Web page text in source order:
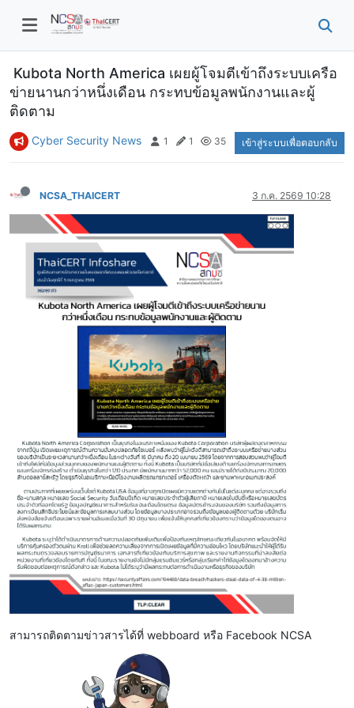
Kubota North America เผยผู้โจมตีเข้าถึงระบบเครือ
ข่ายนานกว่าหนึ่งเดือน กระทบข้อมูลพนักงานและผู้
ติดตาม
Cyber Security News 1 1 35 เข้าสู่ระบบเพื่อตอบกลับ
NCSA_THAICERT 3 ก.ค. 2569 10:28
สามารถติดตามข่าวสารได้ที่ webboard หรือ Facebook NCSA